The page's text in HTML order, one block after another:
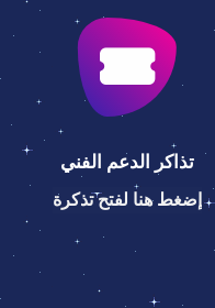
تذاكر الدعم الفني
إضغط هنا لفتح تذكرة